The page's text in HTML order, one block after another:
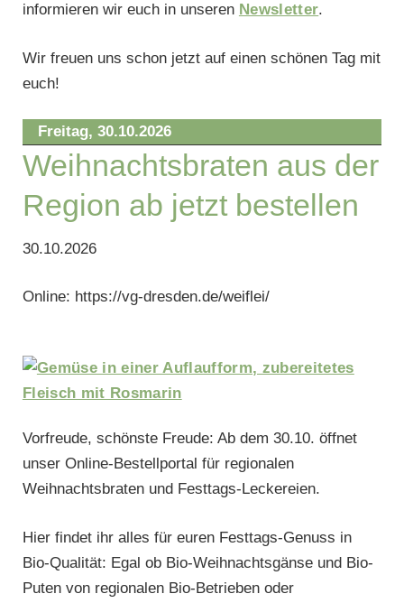
informieren wir euch in unseren Newsletter.
Wir freuen uns schon jetzt auf einen schönen Tag mit
euch!
Freitag, 30.10.2026
Weihnachtsbraten aus der
Region ab jetzt bestellen
30.10.2026
Online: https://vg-dresden.de/weiflei/
Vorfreude, schönste Freude: Ab dem 30.10. öffnet
unser Online-Bestellportal für regionalen
Weihnachtsbraten und Festtags-Leckereien.
Hier findet ihr alles für euren Festtags-Genuss in
Bio-Qualität: Egal ob Bio-Weihnachtsgänse und Bio-
Puten von regionalen Bio-Betrieben oder